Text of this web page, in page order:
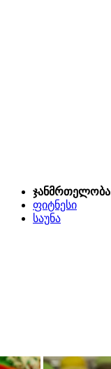
ჯანმრთელობა
ფიტნესი
საუნა